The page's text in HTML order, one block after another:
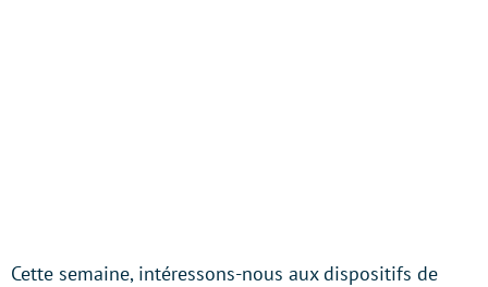
Cette semaine, intéressons-nous aux dispositifs de